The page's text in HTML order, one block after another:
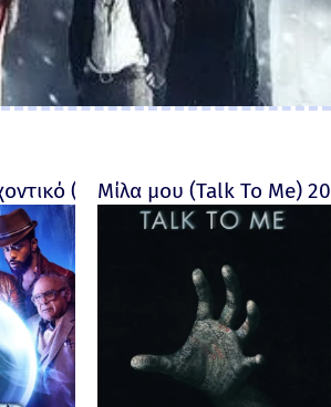
(Haunted Mansion) - 2023
Μίλα μου (Talk To Me)